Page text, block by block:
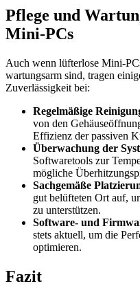
Pflege und
Mini-PCs
Auch wenn lüfterlose Mini-
wartungsarm sind, tragen
Zuverlässigkeit bei:
Regelmäßige
von den
Effizienz der passiven
Überwachung der
Softwaretools zur
mögliche
Sachgemäße
gut belüfteten Ort auf,
zu unterstützen.
Software- und
stets aktuell, um die
optimieren.
Fazit